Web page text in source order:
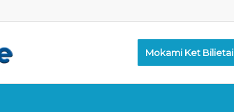
Mokami Ket Bilietai